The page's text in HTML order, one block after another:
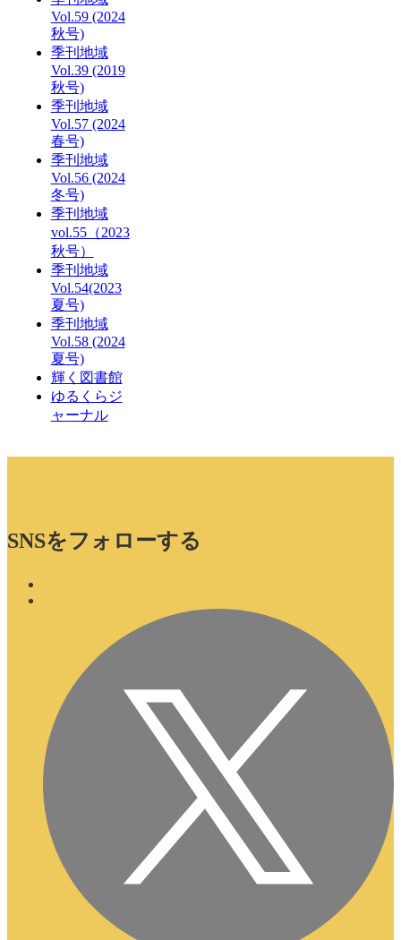
Vol.59 (2024
秋号)
季刊地域
Vol.39 (2019
秋号)
季刊地域
Vol.57 (2024
春号)
季刊地域
Vol.56 (2024
冬号)
季刊地域
vol.55（2023
秋号）
季刊地域
Vol.54(2023
夏号)
季刊地域
Vol.58 (2024
夏号)
輝く図書館
ゆるくらジ
ャーナル
SNSをフォローする